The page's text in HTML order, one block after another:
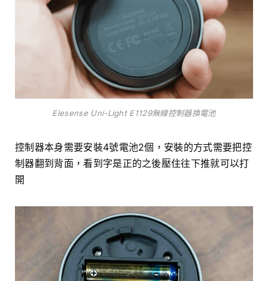
Elesense Uni-Light E1129無線控制器換電池
控制器本身需要安裝4號電池2個，安裝的方式需要把控
制器翻到背面，看到字是正的之後壓住往下推就可以打
開